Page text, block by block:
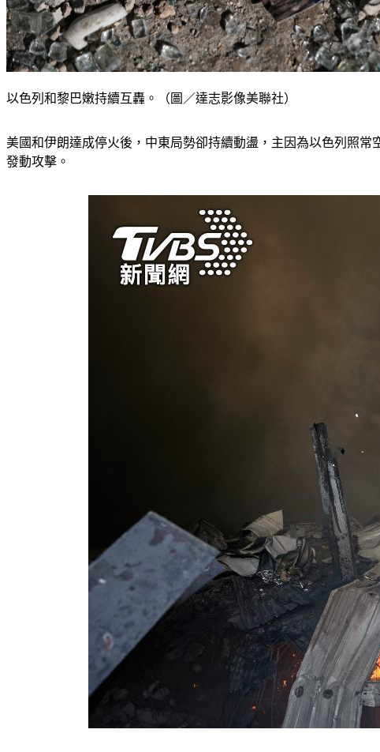
以色列和黎巴嫩持續互轟。（圖／達志影像美聯社）
美國和伊朗達成停火後，中東局勢卻持續動盪，主因為以色列照
發動攻擊。